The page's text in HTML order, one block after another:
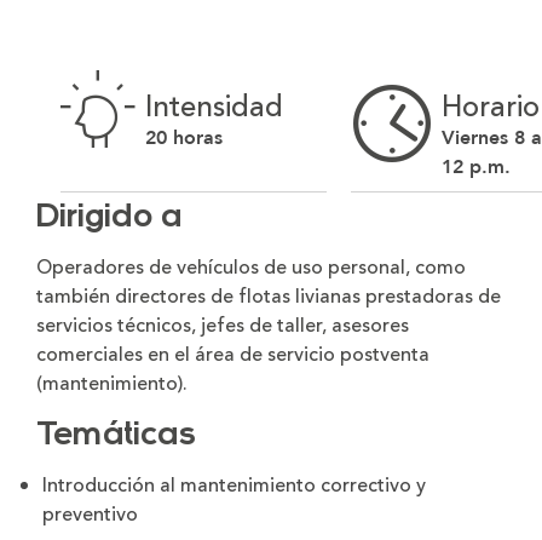
Intensidad
20 horas
Horario
Viernes 8
12 p.m.
Dirigido a
Operadores de vehículos de uso personal, como
también directores de flotas livianas prestadoras de
servicios técnicos, jefes de taller, asesores
comerciales en el área de servicio postventa
(mantenimiento).
Temáticas
Introducción al mantenimiento correctivo y
preventivo